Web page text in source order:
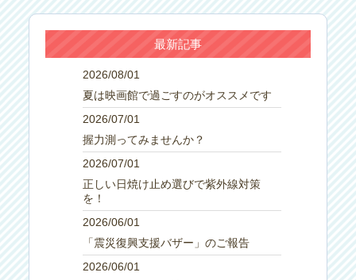
最新記事
2026/08/01
夏は映画館で過ごすのがオススメです
2026/07/01
握力測ってみませんか？
2026/07/01
正しい日焼け止め選びで紫外線対策
を！
2026/06/01
「震災復興支援バザー」のご報告
2026/06/01